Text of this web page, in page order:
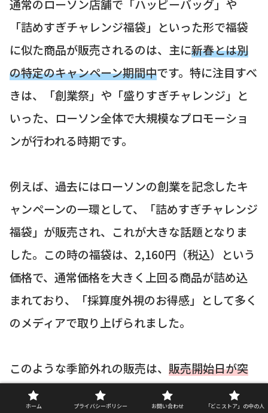
通常のローソン店舗で「ハッピーバッグ」や
「詰めすぎチャレンジ福袋」といった形で福袋
に似た商品が販売されるのは、主に新春とは別
の特定のキャンペーン期間中です。特に注目すべ
きは、「創業祭」や「盛りすぎチャレンジ」と
いった、ローソン全体で大規模なプロモーショ
ンが行われる時期です。
例えば、過去にはローソンの創業を記念したキ
ャンペーンの一環として、「詰めすぎチャレンジ
福袋」が販売され、これが大きな話題となりま
した。この時の福袋は、2,160円（税込）という
価格で、通常価格を大きく上回る商品が詰め込
まれており、「採算度外視のお得感」として多く
のメディアで取り上げられました。
このような季節外れの販売は、 販売開始日が突
然発表される
ことが多く、情報解禁から売り切
ホーム プライバシーポリシー お問い合わせ 「どこストア」の中の人